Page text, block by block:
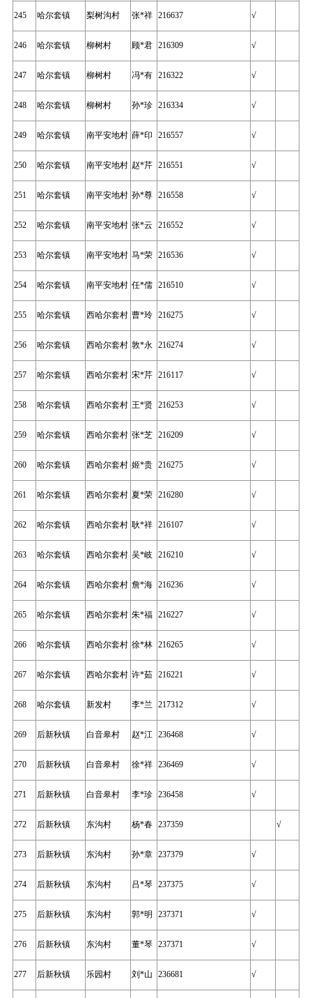
245 哈尔套镇 梨树沟村 张*祥 216637 √
246 哈尔套镇 柳树村 顾*君 216309 √
247 哈尔套镇 柳树村 冯*有 216322 √
248 哈尔套镇 柳树村 孙*珍 216334 √
249 哈尔套镇 南平安地村 薛*印 216557 √
250 哈尔套镇 南平安地村 赵*芹 216551 √
251 哈尔套镇 南平安地村 孙*尊 216558 √
252 哈尔套镇 南平安地村 张*云 216552 √
253 哈尔套镇 南平安地村 马*荣 216536 √
254 哈尔套镇 南平安地村 任*儒 216510 √
255 哈尔套镇 西哈尔套村 曹*玲 216275 √
256 哈尔套镇 西哈尔套村 敦*永 216274 √
257 哈尔套镇 西哈尔套村 宋*芹 216117 √
258 哈尔套镇 西哈尔套村 王*贤 216253 √
259 哈尔套镇 西哈尔套村 张*芝 216209 √
260 哈尔套镇 西哈尔套村 姬*贵 216275 √
261 哈尔套镇 西哈尔套村 夏*荣 216280 √
262 哈尔套镇 西哈尔套村 耿*祥 216107 √
263 哈尔套镇 西哈尔套村 吴*岐 216210 √
264 哈尔套镇 西哈尔套村 詹*海 216236 √
265 哈尔套镇 西哈尔套村 朱*福 216227 √
266 哈尔套镇 西哈尔套村 徐*林 216265 √
267 哈尔套镇 西哈尔套村 许*茹 216221 √
268 哈尔套镇 新发村 李*兰 217312 √
269 后新秋镇 白音皋村 赵*江 236468 √
270 后新秋镇 白音皋村 徐*祥 236469 √
271 后新秋镇 白音皋村 李*珍 236458 √
272 后新秋镇 东沟村 杨*春 237359 √
273 后新秋镇 东沟村 孙*章 237379 √
274 后新秋镇 东沟村 吕*琴 237375 √
275 后新秋镇 东沟村 郭*明 237371 √
276 后新秋镇 东沟村 董*琴 237371 √
277 后新秋镇 乐园村 刘*山 236681 √